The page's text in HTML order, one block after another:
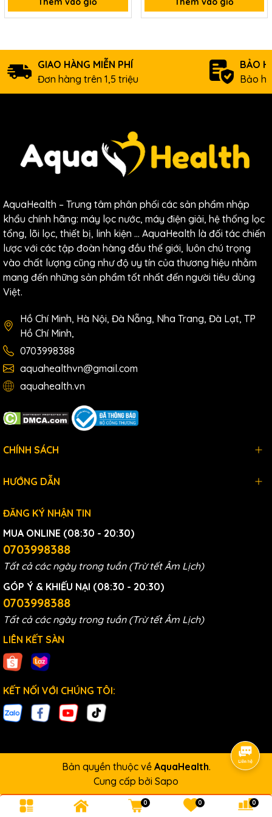
Đóng nắp vỏ máy
Việc thay thế bộ lọc nước
cần thiết vì một số lý do sau:
Duy trì chất lượng nước : Theo thời gian, bộ lọc
có thể bị tắc do chất gây ô nhiễm, làm giảm
hiệu quả của chúng. Một bộ lọc mới đảm bảo
bạn có được nguồn nước uống sạch và an
Đảm bảo hoạt động bình thường : Bộ lọc cũ
hoặc bị tắc có thể làm chậm dòng nước chảy
và ảnh hưởng đến quá trình ion hóa, làm giảm
hiệu suất của máy nước Kangen.
Ngăn ngừa sự phát triển của vi khuẩn : Bộ lọc
có thể trở thành nơi sinh sôi của vi khuẩn nếu
năng dẫn đến các vấn đề về sức khỏe.
Duy trì độ pH cân bằng : Quá trình ion hóa
trong máy nước Kangen dựa vào bộ lọc sạch
Hiệu quả về mặt chi phí : Mặc dù việc thay bộ
lọc tốn kém ngay từ đầu, nhưng về lâu dài, nó
ngừa hư hỏng máy và tránh các chi phí sức
khỏe tiềm ẩn do nước bị ô nhiễm.
Cải thiện mùi vị : Bộ lọc mới sẽ duy trì được mùi
vị và hương vị tốt nhất của nước, vì bộ lọc cũ
có thể gây ra mùi vị khó chịu do chất gây ô
nhiễm tích tụ.
Bằng cách thay thế bộ lọc nước Kangen
thường xuyên, bạn có thể đảm bảo tuổi thọ của
máy, chất lượng nước cũng như sức khỏe của
Nơi mua lõi lọc thay thế cho
máy Kangen chính hãng
AquaHealth– Trung tâm phân phối các sản phẩm nhập
khẩu chính hãng: máy lọc nước, máy điện giải, hệ thống
lọc tổng, lõi lọc, thiết bị, linh kiện …AquaHealthlà đối tác
chiến lược với các tập đoàn hàng đầu thế giới, luôn chú
trọng vào chất lượng cũng như độ uy tín của thương hiệu
nhằm mang đến những sản phẩm tốt nhất đến người tiêu
dùng Việt.
GIAO HÀNG MIỄN PHÍ
Đơn hàng trên 1,5 triệu
BẢO
Bảo
AquaHealth – Trung tâm phân phối các sản phẩm nhập
khẩu chính hãng: máy lọc nước, máy điện giải, hệ thống lọc
tổng, lõi lọc, thiết bị, linh kiện … AquaHealth là đối tác chiến
lược với các tập đoàn hàng đầu thế giới, luôn chú trọng
vào chất lượng cũng như độ uy tín của thương hiệu nhằm
mang đến những sản phẩm tốt nhất đến người tiêu dùng
Việt.
Hồ Chí Minh, Hà Nội, Đà Nẵng, Nha Trang, Đà Lạt, TP
Hồ Chí Minh,
0703998388
aquahealthvn@gmail.com
aquahealth.vn
CHÍNH SÁCH
HƯỚNG DẪN
ĐĂNG KÝ NHẬN TIN
MUA ONLINE (08:30 - 20:30)
0703998388
Tất cả các ngày trong tuần (Trừ tết Âm Lịch)
GÓP Ý & KHIẾU NẠI (08:30 - 20:30)
0703998388
Tất cả các ngày trong tuần (Trừ tết Âm Lịch)
LIÊN KẾT SÀN
KẾT NỐI VỚI CHÚNG TÔI:
Bản quyền thuộc về AquaHealth.
Cung cấp bởi Sapo
0 0 0